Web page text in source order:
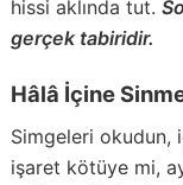
hissi aklında tut.
gerçek tabiridir.
Hâlâ İçine
Simgeleri okudun,
işaret kötüye mi,